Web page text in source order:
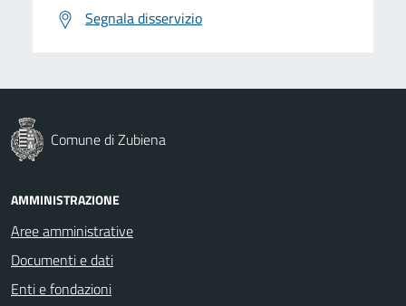
Segnala disservizio
Comune di Zubiena
AMMINISTRAZIONE
Aree amministrative
Documenti e dati
Enti e fondazioni